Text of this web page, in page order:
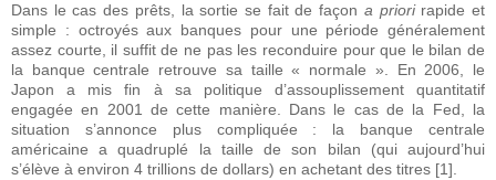
Dans le cas des prêts, la sortie se fait de façon a priorirapide et
simple : octroyés aux banques pour une période généralement
assez courte, il suffit de ne pas les reconduire pour que le bilan de
la banque centrale retrouve sa taille « normale ». En 2006, le
Japon a mis fin à sa politique d’assouplissement quantitatif
engagée en 2001 de cette manière. Dans le cas de la Fed, la
situation s’annonce plus compliquée : la banque centrale
américaine a quadruplé la taille de son bilan (qui aujourd’hui
s’élève à environ 4 trillions de dollars) en achetant des titres [1].